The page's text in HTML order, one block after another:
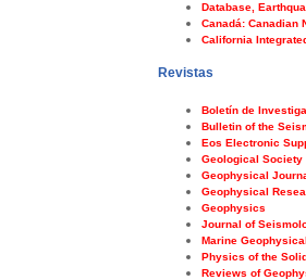
Database,
Canadá: Canadian
California
Revistas
Boletín de
Bulletin of the
Eos Electronic
Geological
Geophysical
Geophysical
Geophysics
Journal of
Marine
Physics of the
Reviews of